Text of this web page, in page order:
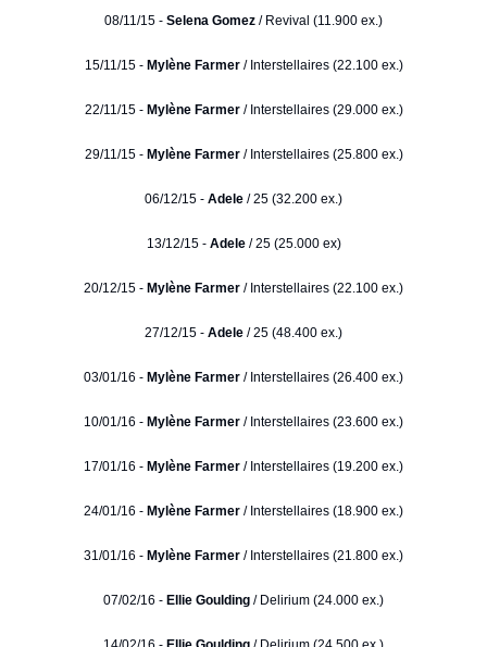
08/11/15 - Selena Gomez / Revival (11.900 ex.)
15/11/15 - Mylène Farmer/ Interstellaires (22.100 ex.)
22/11/15 - Mylène Farmer/ Interstellaires (29.000 ex.)
29/11/15 - Mylène Farmer/ Interstellaires (25.800 ex.)
06/12/15 - Adele / 25 (32.200 ex.)
13/12/15 - Adele / 25 (25.000 ex)
20/12/15 - Mylène Farmer / Interstellaires (22.100 ex.)
27/12/15 - Adele / 25 (48.400 ex.)
03/01/16 - Mylène Farmer / Interstellaires (26.400 ex.)
10/01/16 - Mylène Farmer / Interstellaires (23.600 ex.)
17/01/16 - Mylène Farmer / Interstellaires (19.200 ex.)
24/01/16 - Mylène Farmer / Interstellaires (18.900 ex.)
31/01/16 - Mylène Farmer / Interstellaires (21.800 ex.)
07/02/16 - Ellie Goulding / Delirium (24.000 ex.)